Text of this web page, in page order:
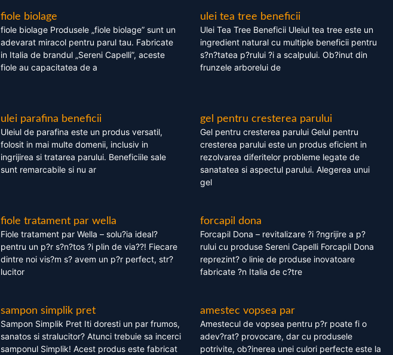
fiole biolage
fiole biolage Produsele „fiole biolage” sunt un
adevarat miracol pentru parul tau. Fabricate
in Italia de brandul „Sereni Capelli”, aceste
fiole au capacitatea de a
ulei tea tree beneficii
Ulei Tea Tree Beneficii Uleiul tea tree este un
ingredient natural cu multiple beneficii pentru
s?n?tatea p?rului ?i a scalpului. Ob?inut din
frunzele arborelui de
ulei parafina beneficii
Uleiul de parafina este un produs versatil,
folosit in mai multe domenii, inclusiv in
ingrijirea si tratarea parului. Beneficiile sale
sunt remarcabile si nu ar
gel pentru cresterea parului
Gel pentru cresterea parului Gelul pentru
cresterea parului este un produs eficient in
rezolvarea diferitelor probleme legate de
sanatatea si aspectul parului. Alegerea unui
gel
fiole tratament par wella
Fiole tratament par Wella – solu?ia ideal?
pentru un p?r s?n?tos ?i plin de via??! Fiecare
dintre noi vis?m s? avem un p?r perfect, str?
lucitor
forcapil dona
Forcapil Dona – revitalizare ?i ?ngrijire a p?
rului cu produse Sereni Capelli Forcapil Dona
reprezint? o linie de produse inovatoare
fabricate ?n Italia de c?tre
sampon simplik pret
Sampon Simplik Pret Iti doresti un par frumos,
sanatos si stralucitor? Atunci trebuie sa incerci
samponul Simplik! Acest produs este fabricat
amestec vopsea par
Amestecul de vopsea pentru p?r poate fi o
adev?rat? provocare, dar cu produsele
potrivite, ob?inerea unei culori perfecte este la